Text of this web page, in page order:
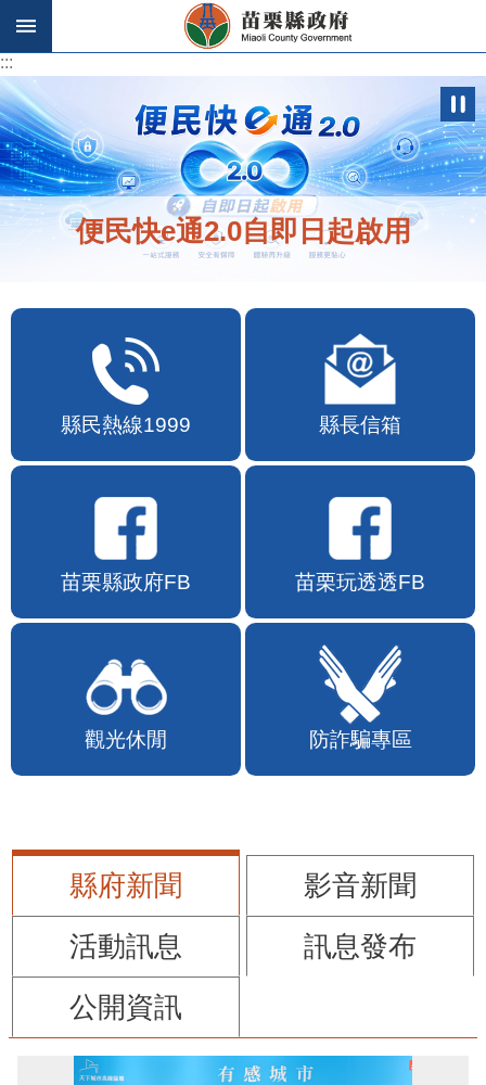
跳到主要內容區塊
:::
:::
便民快e通2.0自即日起啟用
縣民熱線1999 縣長信箱
苗栗縣政府FB 苗栗玩透透FB
觀光休閒 防詐騙專區
縣府新聞
影音新聞
活動訊息
訊息發布
公開資訊